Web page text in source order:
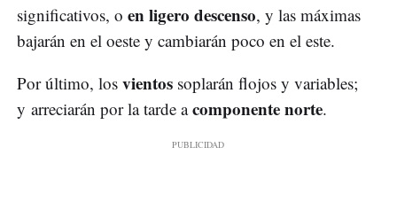
significativos, o en ligero descenso, y las máximas
bajarán en el oeste y cambiarán poco en el este.
Por último, los vientos soplarán flojos y variables;
y arreciarán por la tarde acomponente norte.